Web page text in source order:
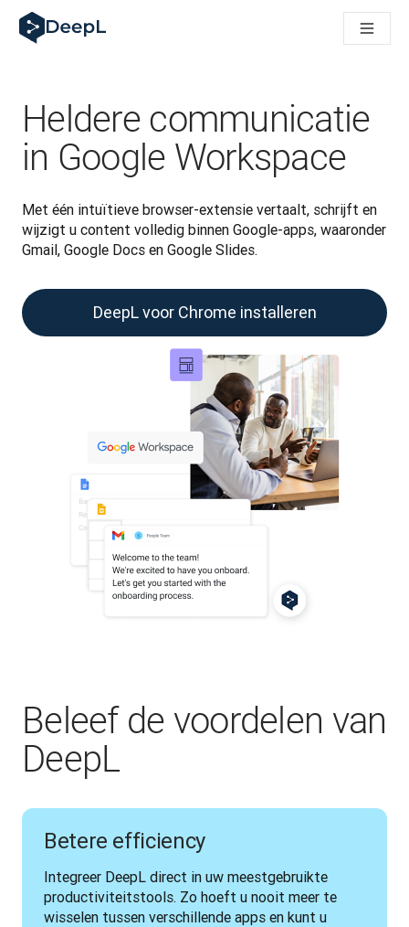
DeepL voor AI-agenten
DeepL Translation Flow: Nieuwe, door AI aangestuurde
Vertrouwen in Language AI voor bedrijfstaal ontrafeld. In
Hoe wij de kwaliteitsbeoordeling voor DeepL ontwikkelen
Van hoogwaardige tekstvertalingen tot een realtime
Heldere communicatie
in Google Workspace
Met één intuïtieve browser-extensie vertaalt, schrijft en
wijzigt u content volledig binnen Google-apps, waaronder
Gmail, Google Docs en Google Slides.
DeepL voor Chrome installeren
Beleef de voordelen van
DeepL
Betere efficiency
Integreer DeepL direct in uw meestgebruikte
productiviteitstools. Zo hoeft u nooit meer te
wisselen tussen verschillende apps en kunt u